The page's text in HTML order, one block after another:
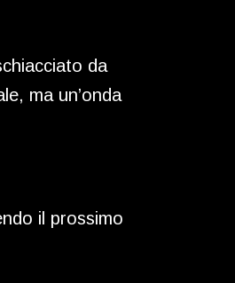
da
ma un’onda
il prossimo